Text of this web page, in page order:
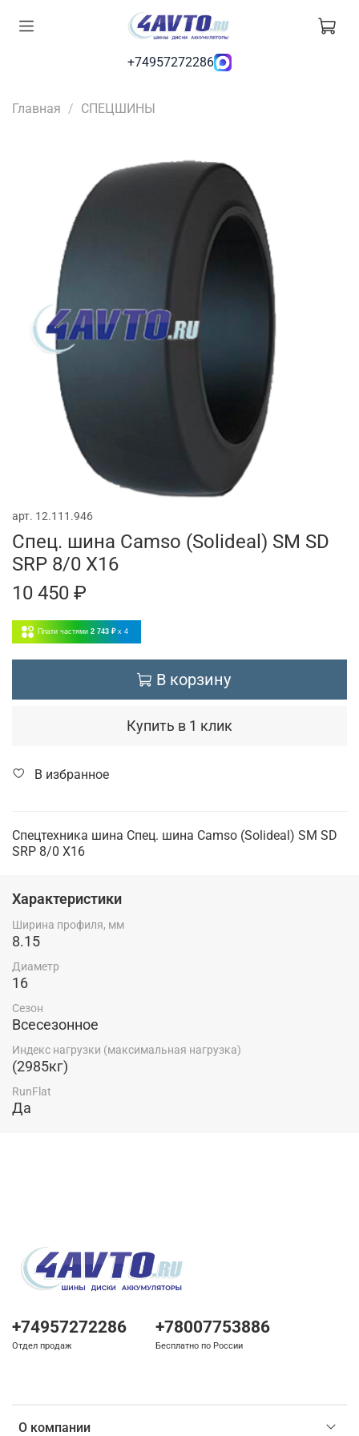
+74957272286
Главная СПЕЦШИНЫ
арт. 12.111.946
Спец. шина Camso (Solideal) SM SD
SRP 8/0 X16
10 450 ₽
Плати частями 2 743 ₽ x 4
В корзину
Купить в 1 клик
В избранное
Спецтехника шина Спец. шина Camso (Solideal) SM SD
SRP 8/0 X16
Характеристики
Ширина профиля, мм
8.15
Диаметр
16
Сезон
Всесезонное
Индекс нагрузки (максимальная нагрузка)
(2985кг)
RunFlat
Да
О компании
+74957272286
Отдел продаж
+78007753886
Бесплатно по России